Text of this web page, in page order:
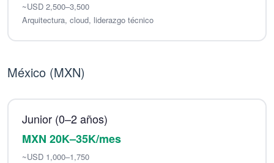
~USD 2,500–3,500
Arquitectura, cloud, liderazgo técnico
México (MXN)
Junior (0–2 años)
MXN 20K–35K/mes
~USD 1,000–1,750